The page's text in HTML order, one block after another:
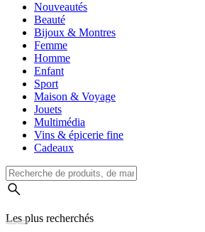
Nouveautés
Beauté
Bijoux & Montres
Femme
Homme
Enfant
Sport
Maison & Voyage
Jouets
Multimédia
Vins & épicerie fine
Cadeaux
Les plus recherchés